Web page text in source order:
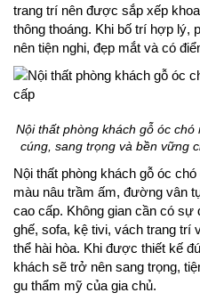
trang trí nên được sắp xếp
thông thoáng. Khi bố trí hợp lý,
nên tiện nghi, đẹp mắt và có
Nội thất phòng khách gỗ óc chó
cúng, sang trọng và bền vững
Nội thất phòng khách gỗ óc
màu nâu trầm ấm, đường vân
cao cấp. Không gian cần có sự
ghế, sofa, kệ tivi, vách trang trí
thể hài hòa. Khi được thiết kế
khách sẽ trở nên sang trọng,
gu thẩm mỹ của gia chủ.